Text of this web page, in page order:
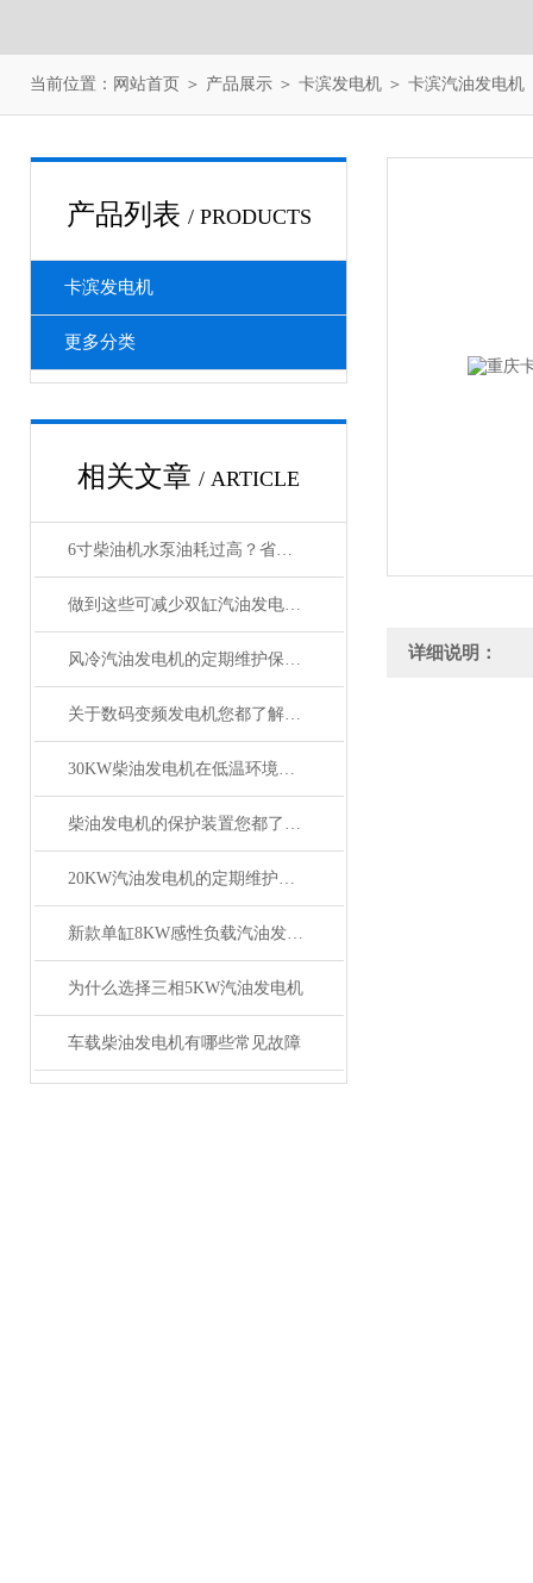
当前位置： 网站首页 ＞ 产品展示 ＞ 卡滨发电机 ＞ 卡滨汽油发电机
产品列表 / PRODUCTS
卡滨发电机
更多分类
相关文章 / ARTICLE
6寸柴油机水泵油耗过高？省油运行的10个实用技巧
做到这些可减少双缸汽油发电机故障的发生！
风冷汽油发电机的定期维护保养可减少不必要的损失
关于数码变频发电机您都了解吗？
30KW柴油发电机在低温环境下的启动技巧
柴油发电机的保护装置您都了解吗？
20KW汽油发电机的定期维护可减少不必要的损失
新款单缸8KW感性负载汽油发电机带5.5KW电机泵
为什么选择三相5KW汽油发电机
车载柴油发电机有哪些常见故障
详细说明：